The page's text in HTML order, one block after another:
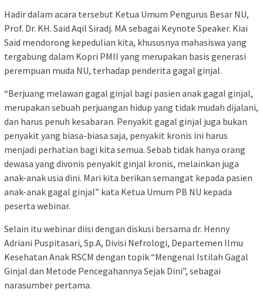
Hadir dalam acara tersebut Ketua Umum Pengurus Besar NU,
Prof. Dr. KH. Said Aqil Siradj. MA sebagai Keynote Speaker. Kiai
Said mendorong kepedulian kita, khususnya mahasiswa yang
tergabung dalam Kopri PMII yang merupakan basis generasi
perempuan muda NU, terhadap penderita gagal ginjal.
“Berjuang melawan gagal ginjal bagi pasien anak gagal ginjal,
merupakan sebuah perjuangan hidup yang tidak mudah dijalani,
dan harus penuh kesabaran. Penyakit gagal ginjal juga bukan
penyakit yang biasa-biasa saja, penyakit kronis ini harus
menjadi perhatian bagi kita semua. Sebab tidak hanya orang
dewasa yang divonis penyakit ginjal kronis, melainkan juga
anak-anak usia dini. Mari kita berikan semangat kepada pasien
anak-anak gagal ginjal” kata Ketua Umum PB NU kepada
peserta webinar.
Selain itu webinar diisi dengan diskusi bersama dr. Henny
Adriani Puspitasari, Sp.A, Divisi Nefrologi, Departemen Ilmu
Kesehatan Anak RSCM dengan topik “Mengenal Istilah Gagal
Ginjal dan Metode Pencegahannya Sejak Dini”, sebagai
narasumber pertama.